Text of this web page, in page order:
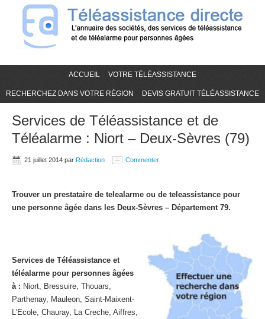
ACCUEIL VOTRE TÉLÉASSISTANCE
RECHERCHEZ DANS VOTRE RÉGION DEVIS GRATUIT TÉLÉASSISTANCE
Services de Téléassistance et de
Téléalarme : Niort – Deux-Sèvres (79)
21 juillet 2014 par Rédaction Commenter
Trouver un prestataire de telealarme ou de teleassistance pour
une personne âgée dans les Deux-Sèvres – Département 79.
Services de Téléassistance et
téléalarme pour personnes âgées
à : Niort, Bressuire, Thouars,
Parthenay, Mauleon, Saint-Maixent-
L’Ecole, Chauray, La Creche, Aiffres,